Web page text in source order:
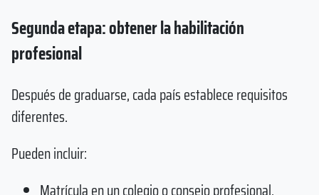
Segunda etapa: obtener la habilitación
profesional
Después de graduarse, cada país establece requisitos
diferentes.
Pueden incluir: